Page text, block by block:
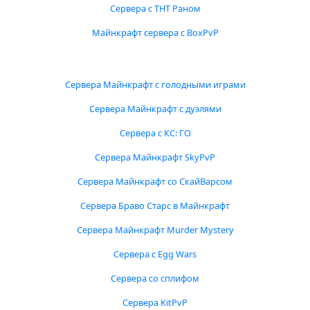
Сервера с ТНТ Раном
Майнкрафт сервера с BoxPvP
Сервера Майнкрафт с голодными играми
Сервера Майнкрафт с дуэлями
Сервера с КС: ГО
Сервера Майнкрафт SkyPvP
Сервера Майнкрафт со СкайВарсом
Сервера Браво Старс в Майнкрафт
Сервера Майнкрафт Murder Mystery
Сервера с Egg Wars
Сервера со сплифом
Сервера KitPvP